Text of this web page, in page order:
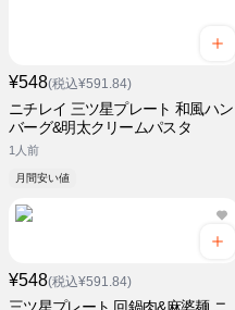
¥548(税込¥591.84)
ニチレイ 三ツ星プレート 和風ハン
バーグ&明太クリームパスタ
1人前
月間安い値
¥548(税込¥591.84)